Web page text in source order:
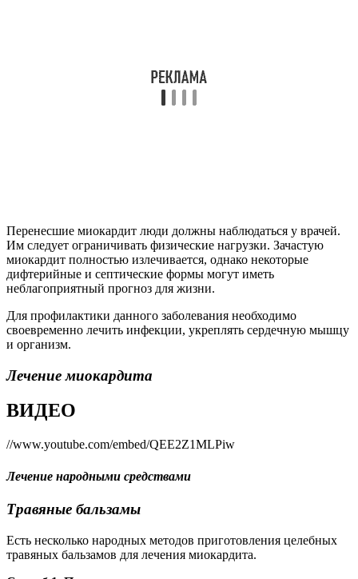
Перенесшие миокардит люди должны наблюдаться у врачей.
Им следует ограничивать физические нагрузки. Зачастую
миокардит полностью излечивается, однако некоторые
дифтерийные и септические формы могут иметь
неблагоприятный прогноз для жизни.
Для профилактики данного заболевания необходимо
своевременно лечить инфекции, укреплять сердечную мышцу
и организм.
Лечение миокардита
ВИДЕО
//www.youtube.com/embed/QEE2Z1MLPiw
Лечение народными средствами
Травяные бальзамы
Есть несколько народных методов приготовления целебных
травяных бальзамов для лечения миокардита.